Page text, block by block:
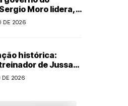
Moro lidera,
Alex reduz
DE 2026
histórica:
de Jussara
para
DE 2026